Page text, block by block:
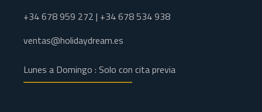
+34 678 959 272 | +34 678 534 938
ventas@holidaydream.es
Lunes a Domingo : Solo con cita previa